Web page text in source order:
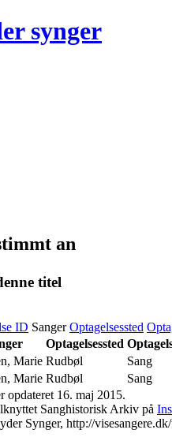
synger
an
titel
ID Sanger Optagelsessted
Optagelsessted
Marie Rudbøl Sang
Marie Rudbøl Sang
opdateret 16. maj 2015.
Sanghistorisk Arkiv på
Synger, http://